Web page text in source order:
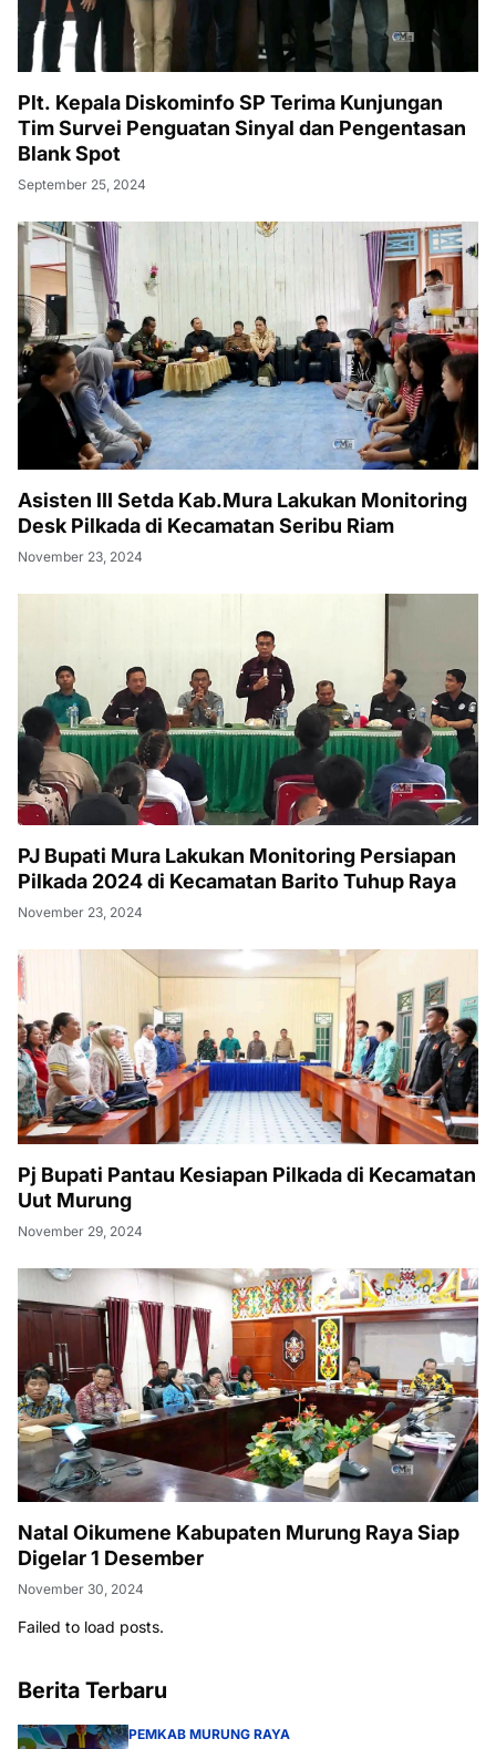
Plt. Kepala Diskominfo SP Terima Kunjungan
Tim Survei Penguatan Sinyal dan Pengentasan
Blank Spot
September 25, 2024
Asisten III Setda Kab.Mura Lakukan Monitoring
Desk Pilkada di Kecamatan Seribu Riam
November 23, 2024
PJ Bupati Mura Lakukan Monitoring Persiapan
Pilkada 2024 di Kecamatan Barito Tuhup Raya
November 23, 2024
Pj Bupati Pantau Kesiapan Pilkada di Kecamatan
Uut Murung
November 29, 2024
Natal Oikumene Kabupaten Murung Raya Siap
Digelar 1 Desember
November 30, 2024
Failed to load posts.
Berita Terbaru
PEMKAB MURUNG RAYA